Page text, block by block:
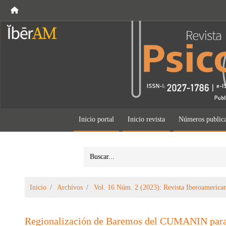
Inicio portal Inicio revista Números
Inicio Archivos Vol. 16 Núm. 2 (2023): Revista
Regionalización de Baremos del CUMANIN